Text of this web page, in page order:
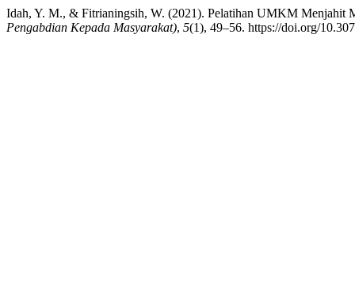
Idah, Y. M., & Fitrianingsih, W. (2021). Pelatihan UMKM Menjahit
Pengabdian Kepada Masyarakat), 5(1), 49–56. https://doi.org/